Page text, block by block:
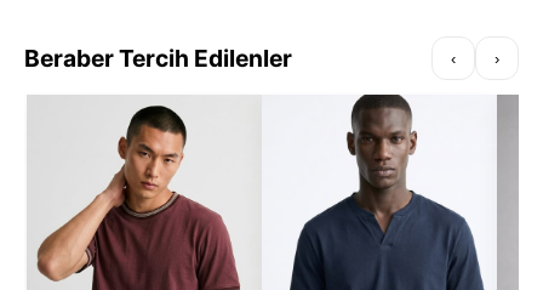
Beraber Tercih Edilenler ‹ ›